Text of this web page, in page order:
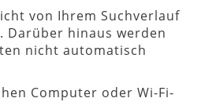
von Ihrem Suchverlauf
Darüber hinaus werden
nicht automatisch
Computer oder Wi-Fi-